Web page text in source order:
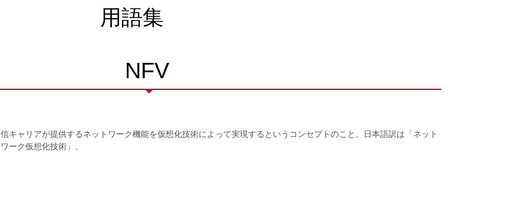
用語集
NFV
キャリアが提供するネットワーク機能を仮想化技術によって実現するというコンセプトのこと。日本語訳は「ネット
ーク仮想化技術」。